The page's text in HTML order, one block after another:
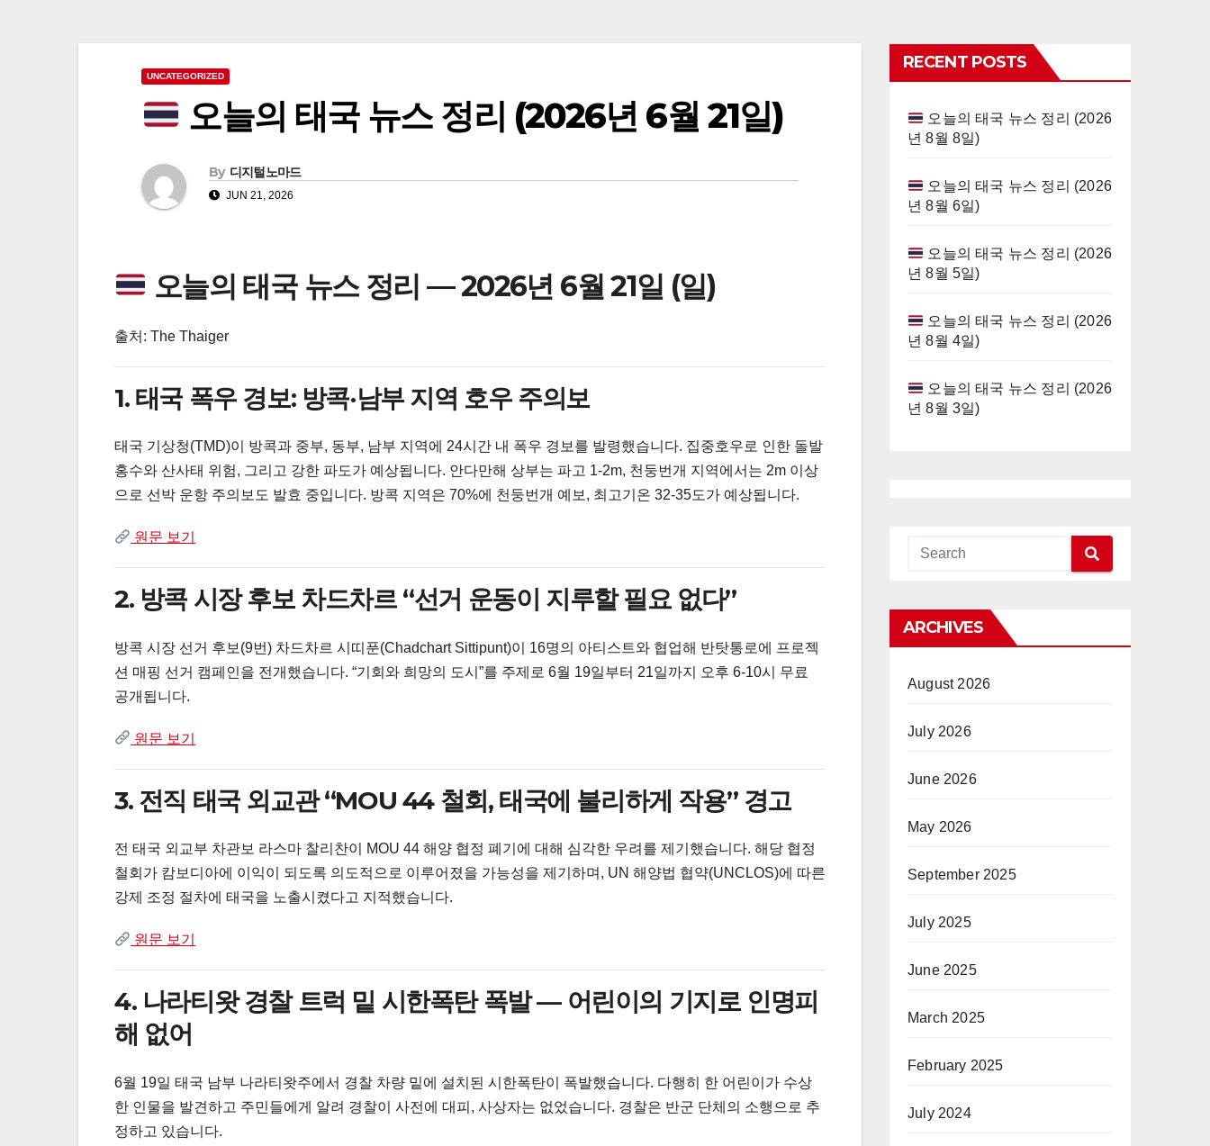
UNCATEGORIZED
오늘의 태국 뉴스 정리 (2026년 6월 21일)
By 디지털노마드
JUN 21, 2026
오늘의 태국 뉴스 정리 — 2026년 6월 21일 (일)
출처: The Thaiger
1. 태국 폭우 경보: 방콕·남부 지역 호우 주의보
태국 기상청(TMD)이 방콕과 중부, 동부, 남부 지역에 24시간 내 폭우 경보를 발령했습니다. 집중호우로 인한 돌발
홍수와 산사태 위험, 그리고 강한 파도가 예상됩니다. 안다만해 상부는 파고 1-2m, 천둥번개 지역에서는 2m 이상
으로 선박 운항 주의보도 발효 중입니다. 방콕 지역은 70%에 천둥번개 예보, 최고기온 32-35도가 예상됩니다.
원문 보기
2. 방콕 시장 후보 차드차르 “선거 운동이 지루할 필요 없다”
방콕 시장 선거 후보(9번) 차드차르 시띠푼(Chadchart Sittipunt)이 16명의 아티스트와 협업해 반탓통로에 프로젝
션 매핑 선거 캠페인을 전개했습니다. “기회와 희망의 도시”를 주제로 6월 19일부터 21일까지 오후 6-10시 무료
공개됩니다.
원문 보기
3. 전직 태국 외교관 “MOU 44 철회, 태국에 불리하게 작용” 경고
전 태국 외교부 차관보 라스마 찰리찬이 MOU 44 해양 협정 폐기에 대해 심각한 우려를 제기했습니다. 해당 협정
철회가 캄보디아에 이익이 되도록 의도적으로 이루어졌을 가능성을 제기하며, UN 해양법 협약(UNCLOS)에 따른
강제 조정 절차에 태국을 노출시켰다고 지적했습니다.
원문 보기
4. 나라티왓 경찰 트럭 밑 시한폭탄 폭발 — 어린이의 기지로 인명피
해 없어
6월 19일 태국 남부 나라티왓주에서 경찰 차량 밑에 설치된 시한폭탄이 폭발했습니다. 다행히 한 어린이가 수상
한 인물을 발견하고 주민들에게 알려 경찰이 사전에 대피, 사상자는 없었습니다. 경찰은 반군 단체의 소행으로 추
정하고 있습니다.
RECENT POSTS
오늘의 태국 뉴스 정리 (2026
년 8월 8일)
오늘의 태국 뉴스 정리 (2026
년 8월 6일)
오늘의 태국 뉴스 정리 (2026
년 8월 5일)
오늘의 태국 뉴스 정리 (2026
년 8월 4일)
오늘의 태국 뉴스 정리 (2026
년 8월 3일)
ARCHIVES
August 2026
July 2026
June 2026
May 2026
September 2025
July 2025
June 2025
March 2025
February 2025
July 2024